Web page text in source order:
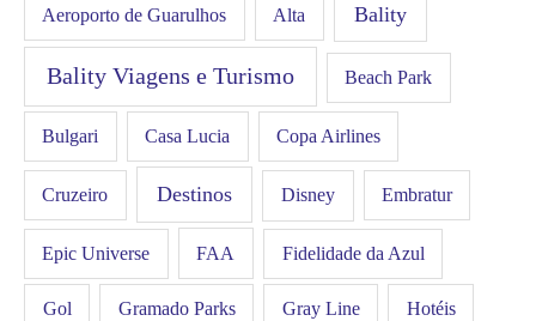
Aeroporto de Guarulhos Alta Bality
Bality Viagens e Turismo Beach Park
Bulgari Casa Lucia Copa Airlines
Cruzeiro Destinos Disney Embratur
Epic Universe FAA Fidelidade da Azul
Gol Gramado Parks Gray Line Hotéis